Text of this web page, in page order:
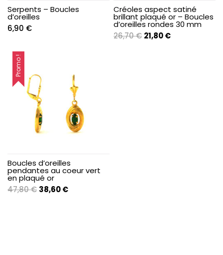
Serpents – Boucles
d’oreilles
6,90 €
Créoles aspect satiné
brillant plaqué or – Boucles
d’oreilles rondes 30 mm
26,70€ Le
21,80€Le
Promo !
Boucles d’oreilles
pendantes au coeur vert
en plaqué or
47,80€ Le
38,60€Le